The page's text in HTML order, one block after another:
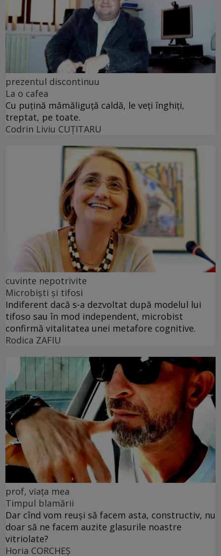
prezentul discontinuu
La o cafea
Cu puţină mămăliguţă caldă, le veţi înghiţi,
treptat, pe toate.
Codrin Liviu CUŢITARU
cuvinte nepotrivite
Microbiști și tifosi
Indiferent dacă s-a dezvoltat după modelul lui
tifoso sau în mod independent, microbist
confirmă vitalitatea unei metafore cognitive.
Rodica ZAFIU
prof, viața mea
Timpul blamării
Dar cînd vom reuși să facem asta, constructiv, nu
doar să ne facem auzite glasurile noastre
vitriolate?
Horia CORCHEŞ